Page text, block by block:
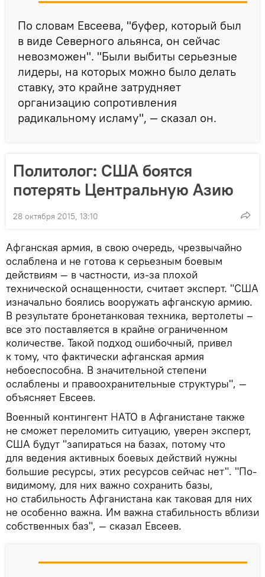
По словам Евсеева, "буфер, который был
в виде Северного альянса, он сейчас
невозможен". "Были выбиты серьезные
лидеры, на которых можно было делать
ставку, это крайне затрудняет
организацию сопротивления
радикальному исламу", — сказал он.
Политолог: США боятся
потерять Центральную Азию
28 октября 2015, 13:10
Афганская армия, в свою очередь, чрезвычайно
ослаблена и не готова к серьезным боевым
действиям — в частности, из-за плохой
технической оснащенности, считает эксперт. "США
изначально боялись вооружать афганскую армию.
В результате бронетанковая техника, вертолеты –
все это поставляется в крайне ограниченном
количестве. Такой подход ошибочный, привел
к тому, что фактически афганская армия
небоеспособна. В значительной степени
ослаблены и правоохранительные структуры", —
объясняет Евсеев.
Военный контингент НАТО в Афганистане также
не сможет переломить ситуацию, уверен эксперт,
США будут "запираться на базах, потому что
для ведения активных боевых действий нужны
большие ресурсы, этих ресурсов сейчас нет". "По-
видимому, для них важно сохранить базы,
но стабильность Афганистана как таковая для них
не особенно важна. Им важна стабильность вблизи
собственных баз", — сказал Евсеев.